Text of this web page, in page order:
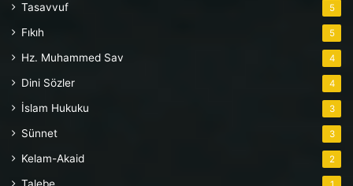
Tasavvuf 5
Fıkıh 5
Hz. Muhammed Sav 4
Dini Sözler 4
İslam Hukuku 3
Sünnet 3
Kelam-Akaid 2